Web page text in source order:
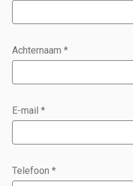
Achternaam *
E-mail *
Telefoon *